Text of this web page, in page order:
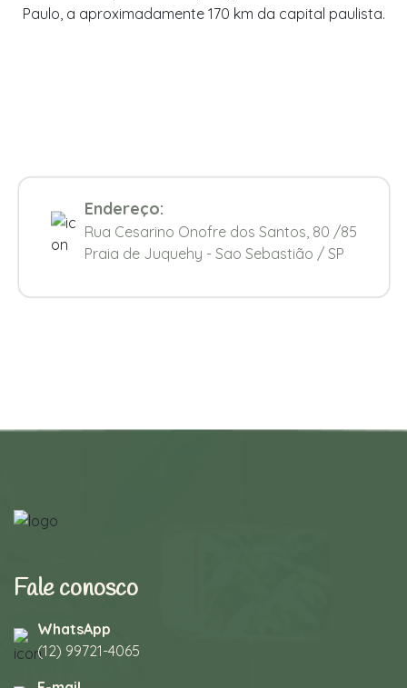
Paulo, a aproximadamente 170 km da capital paulista.
Endereço:
Rua Cesarino Onofre dos Santos, 80 /85
Praia de Juquehy - Sao Sebastião / SP
Fale conosco
WhatsApp
(12) 99721-4065